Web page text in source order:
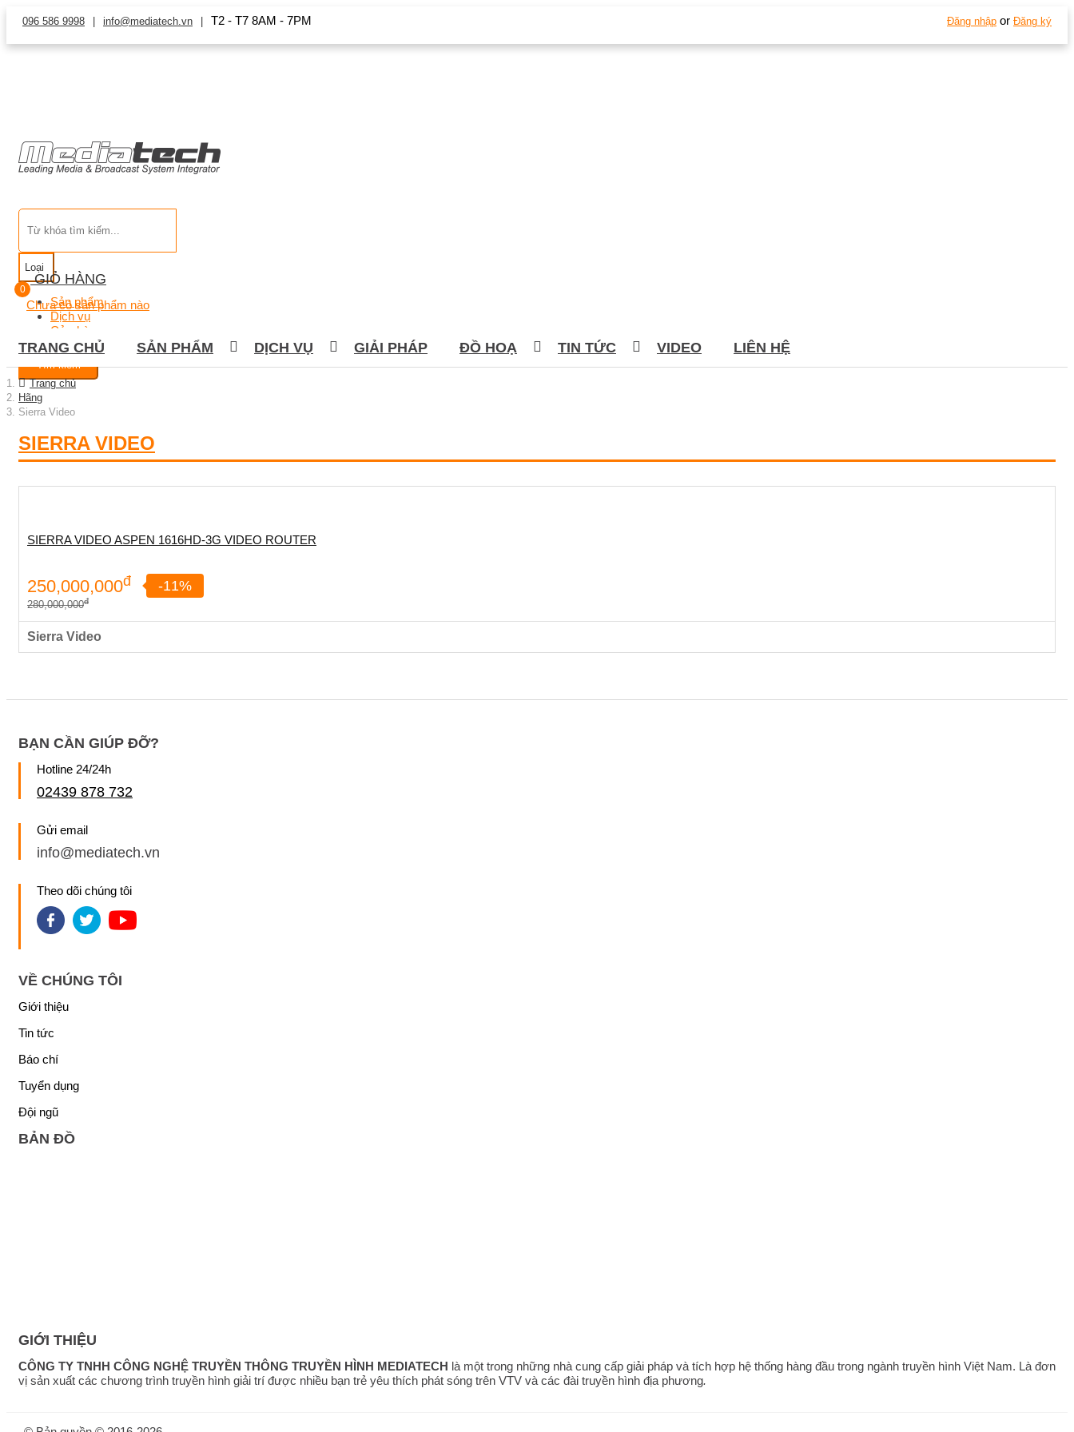
096 586 9998 info@mediatech.vn T2 - T7 8AM - 7PM Đăng nhập or Đăng ký
Loại
Sản phẩm
Dịch vụ
Cửa hàng
Tìm kiếm
0
GIỎ HÀNG
Chưa có sản phẩm nào
TRANG CHỦ SẢN PHẨM DỊCH VỤ GIẢI PHÁP ĐỒ HOẠ TIN TỨC VIDEO LIÊN HỆ
Trang chủ
Hãng
Sierra Video
SIERRA VIDEO
SIERRA VIDEO ASPEN 1616HD-3G VIDEO ROUTER
250,000,000đ
280,000,000đ
-11%
Sierra Video
BẠN CẦN GIÚP ĐỠ?
Hotline 24/24h
02439 878 732
Gửi email
info@mediatech.vn
Theo dõi chúng tôi
VỀ CHÚNG TÔI
Giới thiệu
Tin tức
Báo chí
Tuyển dụng
Đội ngũ
BẢN ĐỒ
GIỚI THIỆU
CÔNG TY TNHH CÔNG NGHỆ TRUYỀN THÔNG TRUYỀN HÌNH MEDIATECH là một trong những nhà cung cấp giải pháp và tích hợp hệ thống hàng đầu trong ngành truyền hình Việt Nam. Là đơn
vị sản xuất các chương trình truyền hình giải trí được nhiều bạn trẻ yêu thích phát sóng trên VTV và các đài truyền hình địa phương.